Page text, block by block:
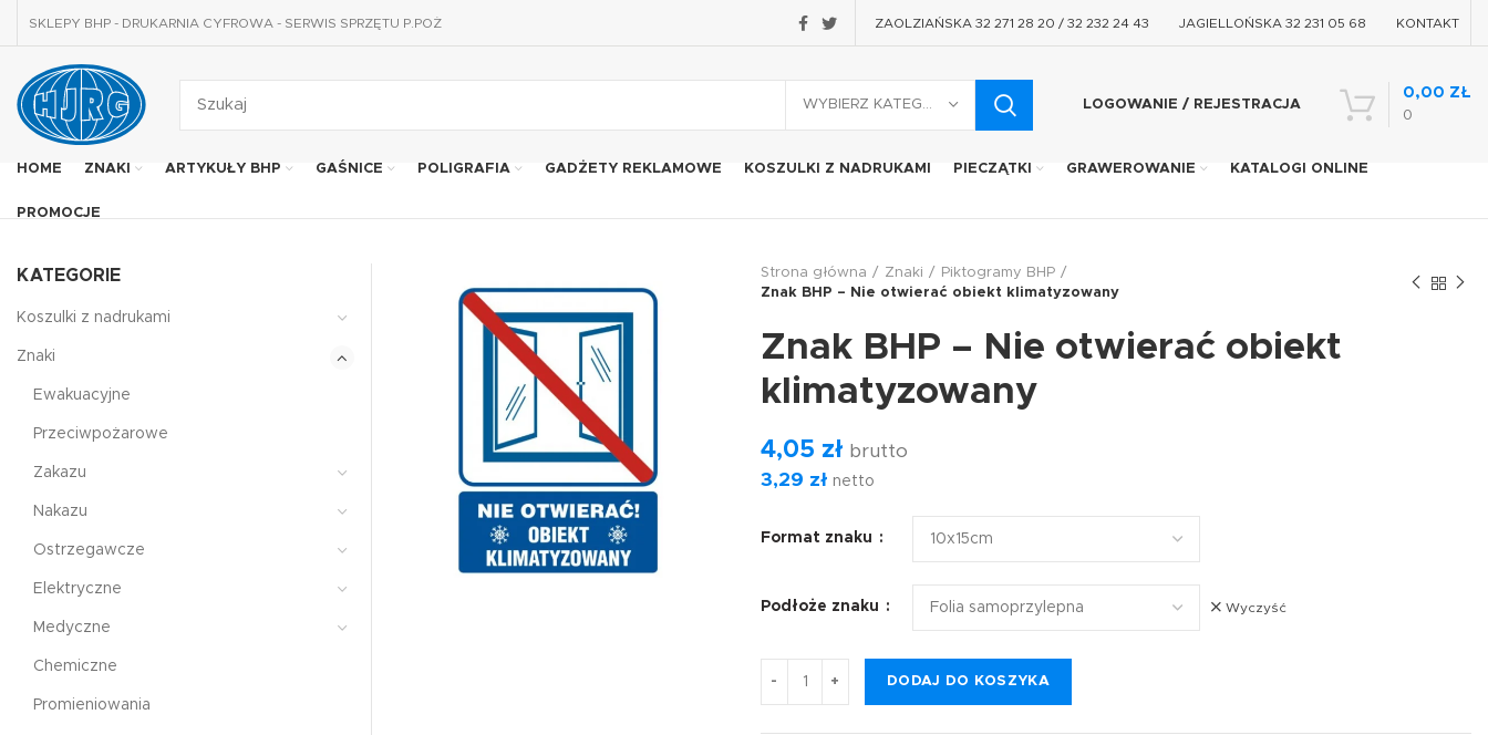
SKLEPY BHP - DRUKARNIA CYFROWA - SERWIS SPRZĘTU P.POŻ ZAOLZIAŃSKA 32 271 28 20 / 32 232 24 43 JAGIELLOŃSKA 32 231 05 68 KONTAKT
LOGOWANIE / REJESTRACJA
0
0,00 ZŁ
HOME ZNAKI ARTYKUŁY BHP GAŚNICE POLIGRAFIA GADŻETY REKLAMOWE KOSZULKI Z NADRUKAMI PIECZĄTKI GRAWEROWANIE KATALOGI ONLINE
PROMOCJE
Strona główna Znaki
Piktogramy BHP
Znak BHP – Nie otwierać obiekt klimatyzowany
Znak BHP – Nie otwierać obiekt
klimatyzowany
4,05 zł brutto
3,29 zł netto
Format znaku
Podłoże znaku Wyczyść
DODAJ DO KOSZYKA
KATEGORIE
Koszulki z nadrukami
Znaki
Ewakuacyjne
Przeciwpożarowe
Zakazu
Nakazu
Ostrzegawcze
Elektryczne
Medyczne
Chemiczne
Promieniowania